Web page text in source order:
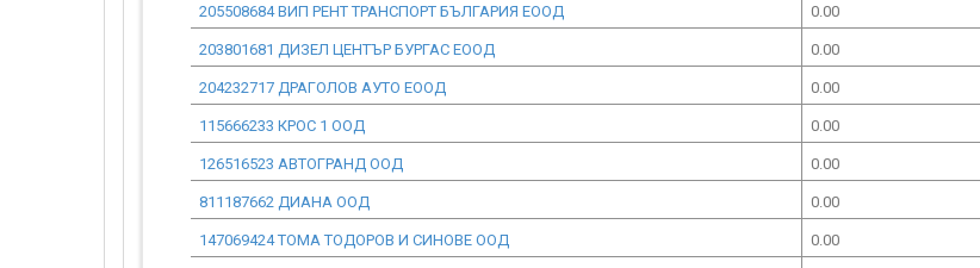
205508684 ВИП РЕНТ ТРАНСПОРТ БЪЛГАРИЯ ЕООД 0.00
203801681 ДИЗЕЛ ЦЕНТЪР БУРГАС ЕООД 0.00
204232717 ДРАГОЛОВ АУТО ЕООД 0.00
115666233 КРОС 1 ООД 0.00
126516523 АВТОГРАНД ООД 0.00
811187662 ДИАНА ООД 0.00
147069424 ТОМА ТОДОРОВ И СИНОВЕ ООД 0.00